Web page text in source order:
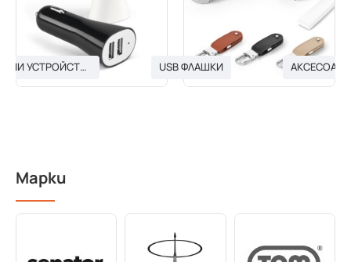
USB ЗАРЯДНИ УСТРОЙСТВА USB ФЛАШКИ
Марки